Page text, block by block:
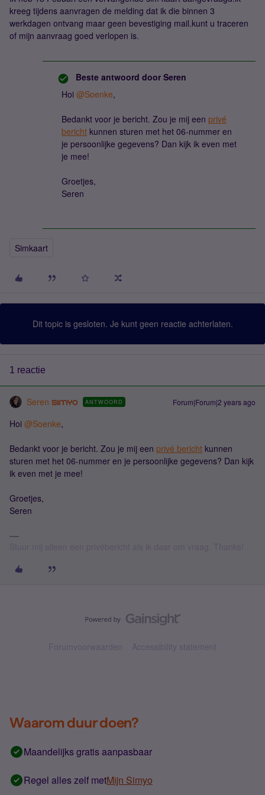
kreeg tijdens aanvragen de melding dat ik die binnen 3
werkdagen ontvang maar geen bevestiging mail.kunt u traceren
of mijn aanvraag goed verlopen is.
Beste antwoord door Seren
Hoi @Soenke,
Bedankt voor je bericht. Zou je mij een privé
bericht kunnen sturen met het 06-nummer en
je persoonlijke gegevens? Dan kijk ik even met
je mee!
Groetjes,
Seren
Simkaart
Dit topic is gesloten. Je kunt geen reactie achterlaten.
1 reactie
Seren ANTWOORD Forum|Forum|2 years ago
Hoi @Soenke,
Bedankt voor je bericht. Zou je mij een privé bericht kunnen
sturen met het 06-nummer en je persoonlijke gegevens? Dan kijk
ik even met je mee!
Groetjes,
Seren
Forumvoorwaarden Accessibility statement
Waarom duur doen?
Maandelijks gratis aanpasbaar
Regel alles zelf metMijn Simyo